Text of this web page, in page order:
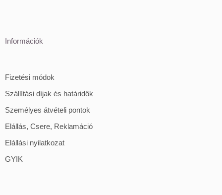
Információk
Fizetési módok
Szállítási díjak és határidők
Személyes átvételi pontok
Elállás, Csere, Reklamáció
Elállási nyilatkozat
GYIK